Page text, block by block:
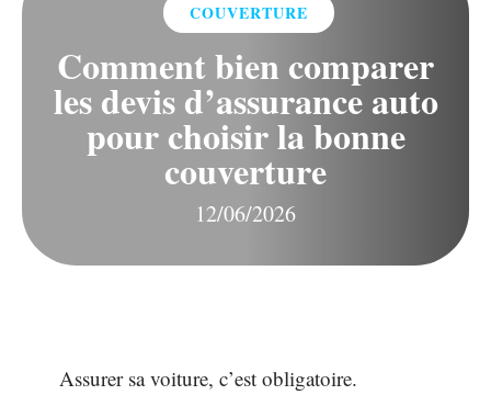
COUVERTURE
Comment bien comparer
les devis d’assurance auto
pour choisir la bonne
couverture
12/06/2026
Assurer sa voiture, c’est obligatoire.